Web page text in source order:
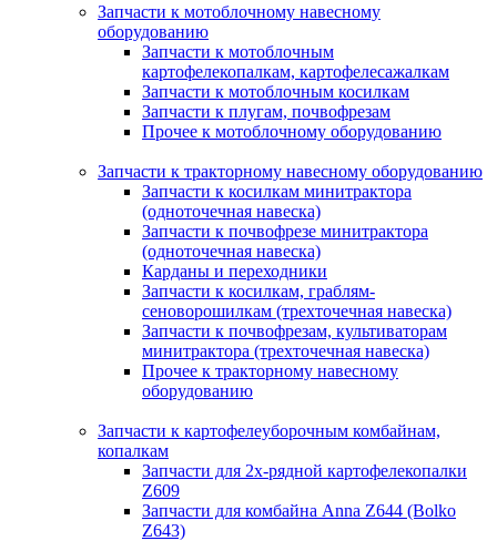
Запчасти к мотоблочному навесному
оборудованию
Запчасти к мотоблочным
картофелекопалкам, картофелесажалкам
Запчасти к мотоблочным косилкам
Запчасти к плугам, почвофрезам
Прочее к мотоблочному оборудованию
Запчасти к тракторному навесному оборудованию
Запчасти к косилкам минитрактора
(одноточечная навеска)
Запчасти к почвофрезе минитрактора
(одноточечная навеска)
Карданы и переходники
Запчасти к косилкам, граблям-
сеноворошилкам (трехточечная навеска)
Запчасти к почвофрезам, культиваторам
минитрактора (трехточечная навеска)
Прочее к тракторному навесному
оборудованию
Запчасти к картофелеуборочным комбайнам,
копалкам
Запчасти для 2х-рядной картофелекопалки
Z609
Запчасти для комбайна Anna Z644 (Bolko
Z643)